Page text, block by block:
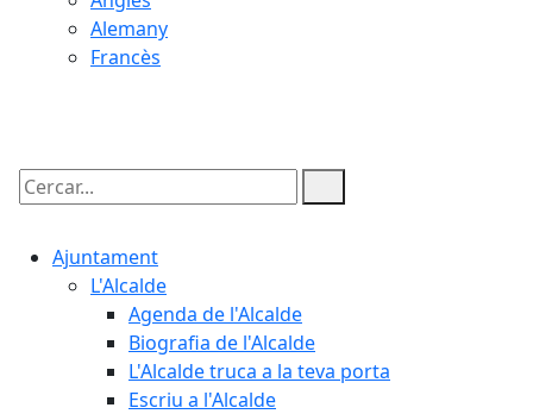
Alemany
Francès
Cercar:
Ajuntament
L'Alcalde
Agenda de l'Alcalde
Biografia de l'Alcalde
L'Alcalde truca a la teva porta
Escriu a l'Alcalde